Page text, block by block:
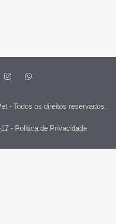
- Todos os direitos reservados.
- Política de Privacidade